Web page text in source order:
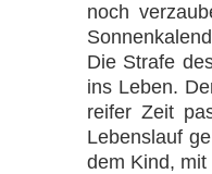
noch
Die Strafe
ins Leben.
reifer Zeit
Lebenslauf
dem Kind,